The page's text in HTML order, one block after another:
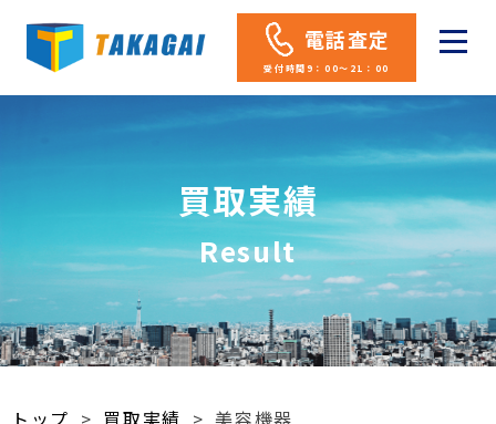
電話査定
受付時間9：00～21：00
買取実績
Result
トップ > 買取実績 > 美容機器